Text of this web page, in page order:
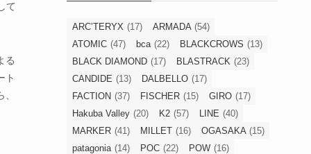
て
る
ト
ARC’TERYX (17) ARMADA (54)
ATOMIC (47) bca (22) BLACKCROWS (13)
BLACK DIAMOND (17) BLASTRACK (23)
CANDIDE (13) DALBELLO (17)
FACTION (37) FISCHER (15) GIRO (17)
Hakuba Valley (20) K2 (57) LINE (40)
MARKER (41) MILLET (16) OGASAKA (15)
patagonia (14) POC (22) POW (16)